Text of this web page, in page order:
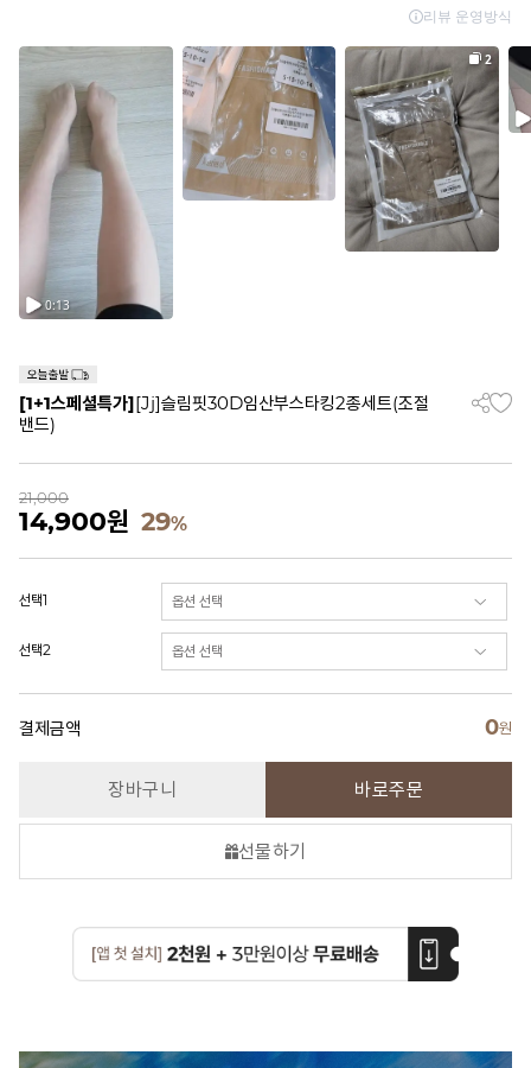
[1+1스페셜특가][Jj]슬림핏30D임산부스타킹2종세트(조절
밴드)
21,000
14,900원 29%
선택1
선택2
결제금액 0원
장바구니 바로주문
선물하기